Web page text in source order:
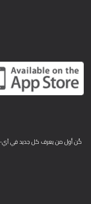
كُن أول من يعرف كل جديد في آي-